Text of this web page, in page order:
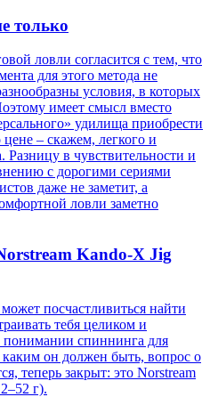
только
ловли согласится с тем, что
для этого метода не
условия, в которых
имеет смысл вместо
удилища приобрести
– скажем, легкого и
Разницу в чувствительности и
с дорогими сериями
даже не заметит, а
ловли заметно
Kando-X Jig
посчастливиться найти
тебя целиком и
спиннинга для
он должен быть, вопрос о
теперь закрыт: это Norstream
г).